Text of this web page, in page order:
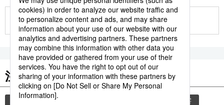
もっと見る
注目のキーワード
共同通信ニュース 災害